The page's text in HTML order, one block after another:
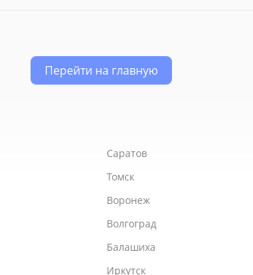
Перейти на главную
Саратов
Томск
Воронеж
Волгоград
Балашиха
Иркутск